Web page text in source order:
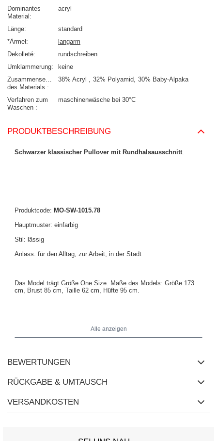
Dominantes
Material
acryl
Länge
standard
*Ärmel
langarm
Dekolleté
rundschreiben
Umklammerung
keine
Zusammensetzung
des Materials
38% Acryl 32% Polyamid 30% Baby-Alpaka
Verfahren zum
Waschen
maschinenwäsche bei 30°C
PRODUKTBESCHREIBUNG
Schwarzer klassischer Pullover mit Rundhalsausschnitt
Produktcode: MO-SW-1015.78
Hauptmuster: einfarbig
Stil: lässig
Anlass: für den Alltag, zur Arbeit, in der Stadt
Das Model trägt Größe One Size. Maße des Models: Größe 173
cm, Brust 85 cm, Taille 62 cm, Hüfte 95 cm.
Maße des Pullovers in Größe One Size flach gemessen: Breite
Alle anzeigen
BEWERTUNGEN
RÜCKGABE & UMTAUSCH
VERSANDKOSTEN